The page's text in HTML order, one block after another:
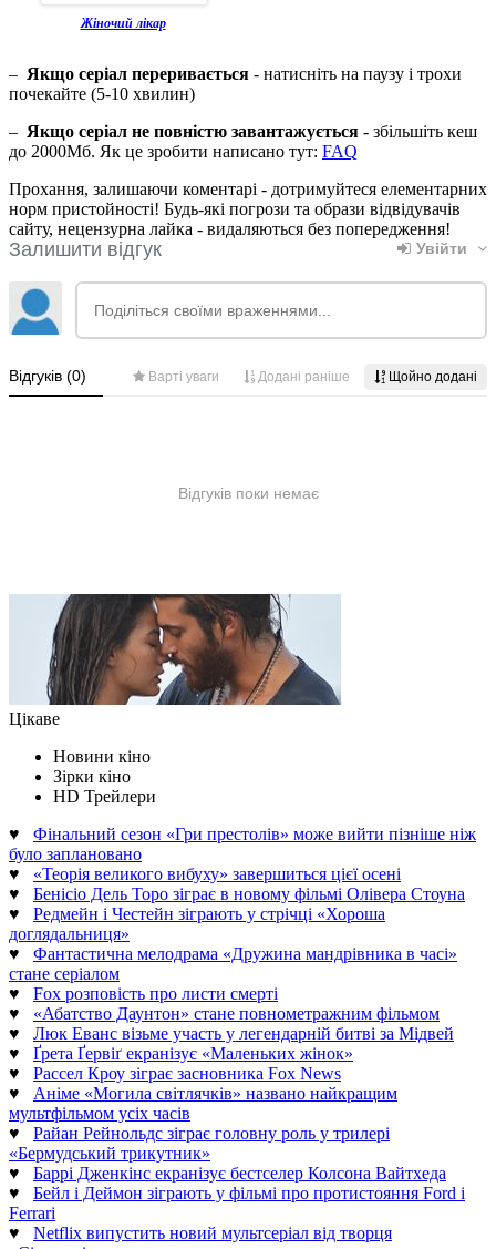
Жіночий лікар
– Якщо серіал переривається - натисніть на паузу і трохи
почекайте (5-10 хвилин)
– Якщо серіал не повністю завантажується - збільшіть кеш
до 2000Мб. Як це зробити написано тут: FAQ
Прохання, залишаючи коментарі - дотримуйтеся елементарних
норм пристойності! Будь-які погрози та образи відвідувачів
сайту, нецензурна лайка - видаляються без попередження!
Цікаве
Новини кіно
Зірки кіно
HD Трейлери
♥ Фінальний сезон «Гри престолів» може вийти пізніше ніж
було заплановано
♥ «Теорія великого вибуху» завершиться цієї осені
♥ Бенісіо Дель Торо зіграє в новому фільмі Олівера Стоуна
♥ Редмейн і Честейн зіграють у стрічці «Хороша
доглядальниця»
♥ Фантастична мелодрама «Дружина мандрівника в часі»
стане серіалом
♥ Fox розповість про листи смерті
♥ «Абатство Даунтон» стане повнометражним фільмом
♥ Люк Еванс візьме участь у легендарній битві за Мідвей
♥ Ґрета Ґервіґ екранізує «Маленьких жінок»
♥ Рассел Кроу зіграє засновника Fox News
♥ Аніме «Могила світлячків» названо найкращим
мультфільмом усіх часів
♥ Райан Рейнольдс зіграє головну роль у трилері
«Бермудський трикутник»
♥ Баррі Дженкінс екранізує бестселер Колсона Вайтхеда
♥ Бейл і Деймон зіграють у фільмі про протистояння Ford і
Ferrari
♥ Netflix випустить новий мультсеріал від творця